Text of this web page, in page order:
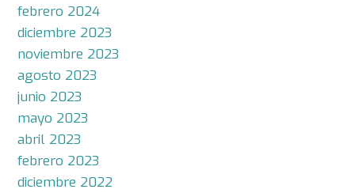
febrero 2024
diciembre 2023
noviembre 2023
agosto 2023
junio 2023
mayo 2023
abril 2023
febrero 2023
diciembre 2022